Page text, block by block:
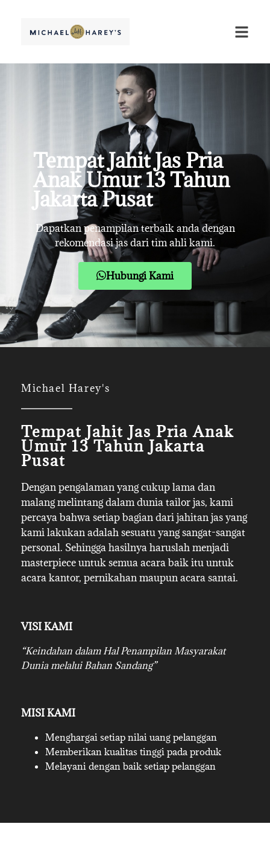
Tempat Jahit Jas Pria
Anak Umur 13 Tahun
Jakarta Pusat
Dapatkan penampilan terbaik anda dengan
rekomendasi jas dari tim ahli kami.
Hubungi Kami
Michael Harey's
Tempat Jahit Jas Pria Anak
Umur 13 Tahun Jakarta
Pusat
Dengan pengalaman yang cukup lama dan
malang melintang dalam dunia tailor jas, kami
percaya bahwa setiap bagian dari jahitan jas yang
kami lakukan adalah sesuatu yang sangat-sangat
personal. Sehingga hasilnya haruslah menjadi
masterpiece untuk semua acara baik itu untuk
acara kantor, pernikahan maupun acara santai.
VISI KAMI
“Keindahan dalam Hal Penampilan Masyarakat
Dunia melalui Bahan Sandang”
MISI KAMI
Menghargai setiap nilai uang pelanggan
Memberikan kualitas tinggi pada produk
Melayani dengan baik setiap pelanggan